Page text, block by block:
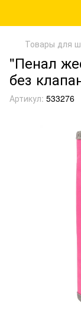
Товары для
"Пенал
без
Артикул: 533276